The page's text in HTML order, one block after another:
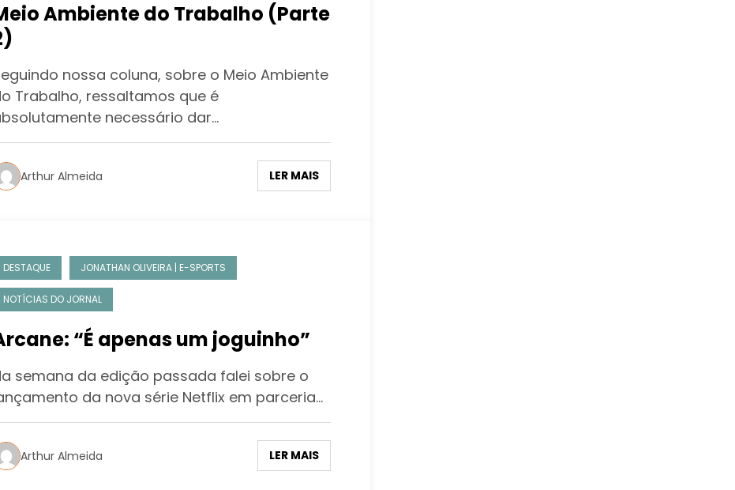
Ambiente do Trabalho (Parte
nossa coluna, sobre o Meio Ambiente
Trabalho, ressaltamos que é
necessário dar…
Arthur Almeida LER MAIS
DESTAQUE JONATHAN OLIVEIRA | E-SPORTS
NOTÍCIAS DO JORNAL
“É apenas um joguinho”
semana da edição passada falei sobre o
da nova série Netflix em parceria…
Arthur Almeida LER MAIS